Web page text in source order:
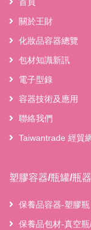
首頁
關於王財
化妝品容器總覽
包材知識新訊
電子型錄
容器技術及應用
聯絡我們
Taiwantrade 經貿
塑膠容器/瓶罐/瓶
保養品容器-塑膠瓶
保養品包材-真空